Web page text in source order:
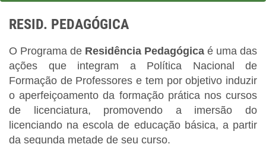
RESID. PEDAGÓGICA
O Programa de Residência Pedagógica é uma das
ações que integram a Política Nacional de
Formação de Professores e tem por objetivo induzir
o aperfeiçoamento da formação prática nos cursos
de licenciatura, promovendo a imersão do
licenciando na escola de educação básica, a partir
da segunda metade de seu curso.